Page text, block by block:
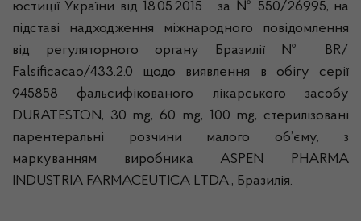
юстиції України від 18.05.2015 за № 550/26995, на
підставі надходження міжнародного повідомлення
від регуляторного органу Бразилії № BR/
Falsificacao/433.2.0 щодо виявлення в обігу серії
945858 фальсифікованого лікарського засобу
DURATESTON, 30 mg, 60 mg, 100 mg, cтерилізовані
парентеральні розчини малого об’єму, з
маркуванням виробника ASPEN PHARMA
INDUSTRIA FARMACEUTICA LTDA., Бразилія.